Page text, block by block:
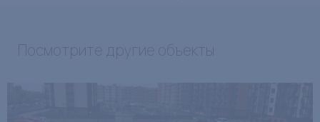
Посмотрите другие объекты